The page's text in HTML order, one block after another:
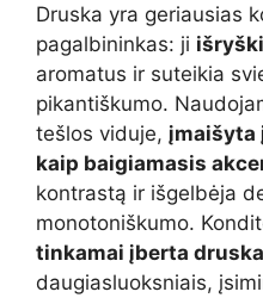
Druska yra geriausias
pagalbininkas: ji
aromatus ir suteikia
pikantiškumo.
tešlos viduje, įmaišyta
kaip baigiamasis
kontrastą ir išgelbėja
monotoniškumo.
tinkamai įberta druska
daugiasluoksniais,